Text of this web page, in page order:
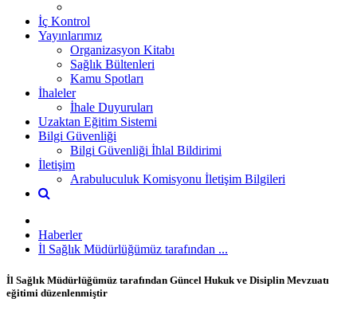
İç Kontrol
Yayınlarımız
Organizasyon Kitabı
Sağlık Bültenleri
Kamu Spotları
İhaleler
İhale Duyuruları
Uzaktan Eğitim Sistemi
Bilgi Güvenliği
Bilgi Güvenliği İhlal Bildirimi
İletişim
Arabuluculuk Komisyonu İletişim Bilgileri
Haberler
İl Sağlık Müdürlüğümüz tarafından ...
İl Sağlık Müdürlüğümüz tarafından Güncel Hukuk ve Disiplin Mevzuatı
eğitimi düzenlenmiştir